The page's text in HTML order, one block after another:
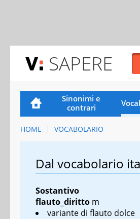
SAPERE
Sinonimi e
contrari
HOME VOCABOLARIO
Dal vocabolario
Sostantivo
flauto_diritto m
variante di flauto dolce